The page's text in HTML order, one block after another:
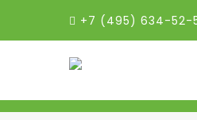
+7 (495) 634-52-